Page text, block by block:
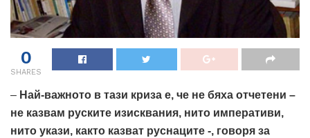
0
SHARES
– Най-важното в тази криза е, че не бяха отчетени –
не казвам руските изисквания, нито императиви,
нито укази, както казват руснаците -, говоря за